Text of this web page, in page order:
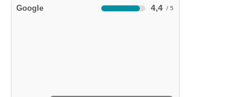
Google 4,4